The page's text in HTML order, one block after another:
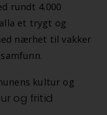
rundt 4.000
et trygt og
nærhet til vakker
kultur og
og fritid